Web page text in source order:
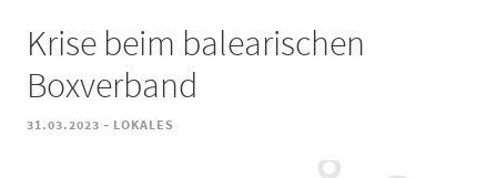
Krise beim balearischen
Boxverband
31.03.2023 - LOKALES